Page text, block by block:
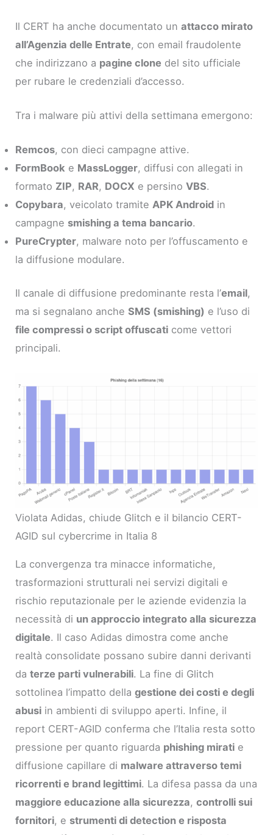
Il CERT ha anche documentato unattacco mirato
all’Agenzia delle Entrate, con email fraudolente
che indirizzano a pagine clone del sito ufficiale
per rubare le credenziali d’accesso.
Tra i malware più attivi della settimana emergono:
Remcos, con dieci campagne attive.
FormBook e MassLogger, diffusi con allegati in
formato ZIP, RAR, DOCX e persinoVBS.
Copybara, veicolato tramiteAPK Android in
campagne smishing a tema bancario.
PureCrypter, malware noto per l’offuscamento e
la diffusione modulare.
Il canale di diffusione predominante resta l’email,
ma si segnalano ancheSMS (smishing) e l’uso di
file compressi o script offuscati come vettori
principali.
Violata Adidas, chiude Glitch e il bilancio CERT-
AGID sul cybercrime in Italia 8
La convergenza tra minacce informatiche,
trasformazioni strutturali nei servizi digitali e
rischio reputazionale per le aziende evidenzia la
necessità di un approccio integrato alla sicurezza
digitale. Il caso Adidas dimostra come anche
realtà consolidate possano subire danni derivanti
daterze parti vulnerabili. La fine di Glitch
sottolinea l’impatto dellagestione dei costi e degli
abusi in ambienti di sviluppo aperti. Infine, il
report CERT-AGID conferma che l’Italia resta sotto
pressione per quanto riguarda phishing mirati e
diffusione capillare di malware attraverso temi
ricorrenti e brand legittimi. La difesa passa da una
maggiore educazione alla sicurezza,controlli sui
fornitori, e strumenti di detection e risposta